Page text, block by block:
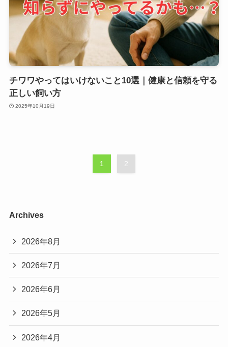
チワワやってはいけないこと10選｜健康と信頼を守る
正しい飼い方
2025年10月19日
1 2
Archives
2026年8月
2026年7月
2026年6月
2026年5月
2026年4月